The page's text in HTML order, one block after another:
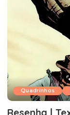
Quadrinhos
Resenha |